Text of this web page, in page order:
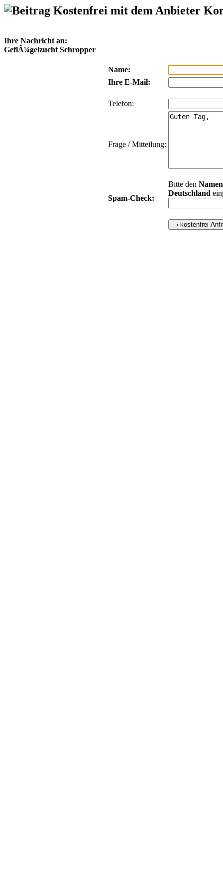
Kostenfrei mit dem Anbieter
Ihre Nachricht an:
GeflÃ¼gelzucht Schropper
Name:
Ihre E-Mail:
Telefon:
Frage / Mitteilung:
Spam-Check:
Bitte den Namen
Deutschland